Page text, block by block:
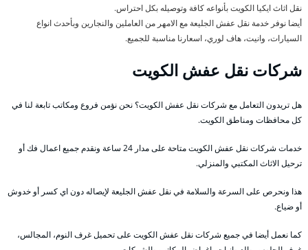
نقل اثاث ايكيا الكويت بأنواعه كافة وتوصيله بكل احتراس.
أيضا نوفر خدمة نقل عفش الجليعة مع الامهر من العاملين والنجارين وبأحدث انواع
السيارات، وانيت، هاف لوري، اسعارنا مناسبة للجميع.
شركات نقل عفش الكويت
هل تريدون التعامل مع شركات نقل عفش الكويت؟ نحن نؤمن فروع ومكاتب تابعة لنا في
كل محافظات ومناطق الكويت.
خدمات شركات نقل عفش الكويت متاحة على مدار 24 ساعة ونقدم جميع اعمال فك أو
ترحيل الاثاث المكتبي والمنزلي.
هذا ونحرص على السرعة والسلامة في نقل عفش الجليعة لإيصاله دون اي كسر أو خدوش
أو ضياع.
كما نعمل أيضا في جميع شركات نقل عفش الكويت على تحميل غرف النوم، المجالس،